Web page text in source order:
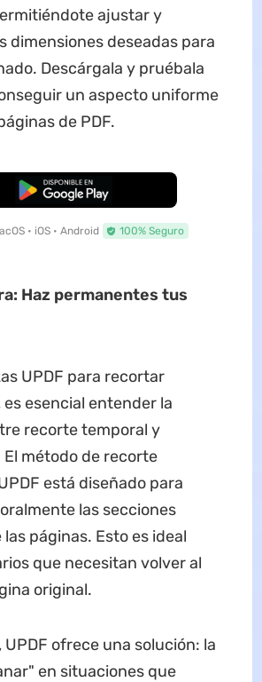
ajustar y
dimensiones deseadas para
Descárgala y pruébala
un aspecto uniforme
de PDF.
Descarga Gratuita
• iOS • Android 100% Seguro
Haz permanentes tus
UPDF para recortar
es esencial entender la
recorte temporal y
método de recorte
está diseñado para
las secciones
páginas. Esto es ideal
que necesitan volver al
original.
UPDF ofrece una solución: la
en situaciones que